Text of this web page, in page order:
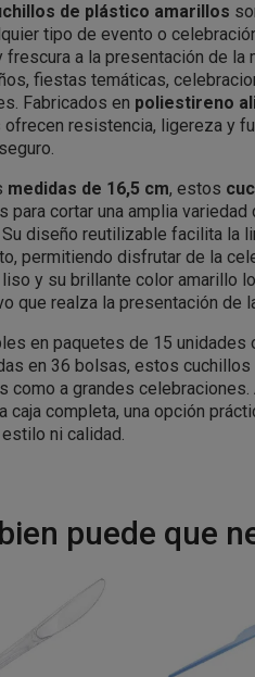
de plástico amarillos
tipo de evento o
frescura a la presentación de la
fiestas temáticas,
Fabricados en poliestireno
resistencia, ligereza y
medidas de 16,5 cm, estos
para cortar una amplia
diseño reutilizable facilita la
permitiendo disfrutar de la
y su brillante color amarillo
que realza la presentación de
en paquetes de 15 unidades
en 36 bolsas, estos cuchillos
como a grandes celebraciones.
caja completa, una opción
ni calidad.
puede que